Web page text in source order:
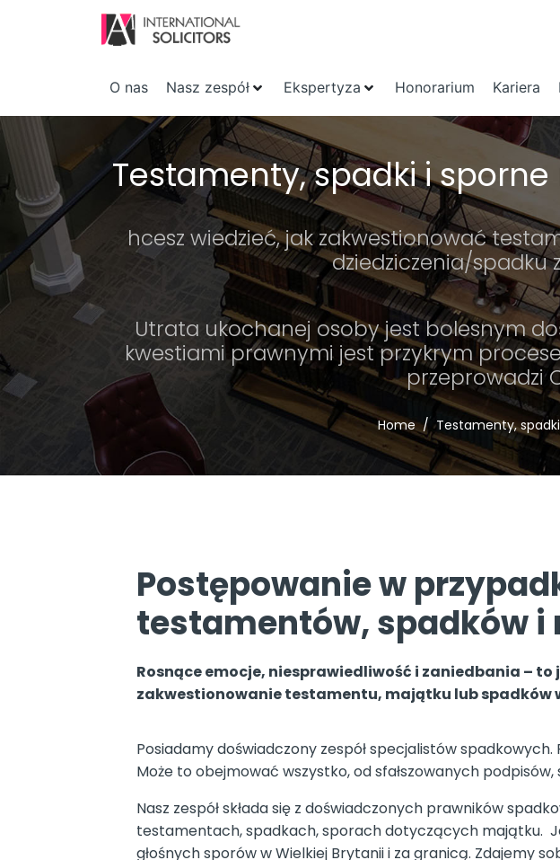
O nas Nasz zespół Ekspertyza Honorarium Kariera
Testamenty, spadki i
hcesz wiedzieć, jak zakwestionować
dziedziczenia/
Utrata ukochanej osoby jest bolesnym
kwestiami prawnymi jest przykrym
przeprowadzi
Home Testamenty,
Postępowanie w
testamentów, spadków
Rosnące emocje, niesprawiedliwość i zaniedbania –
zakwestionowanie testamentu, majątku lub spadków
Posiadamy doświadczony zespół specjalistów
Może to obejmować wszystko, od sfałszowanych
Nasz zespół składa się z doświadczonych prawników
testamentach, spadkach, sporach dotyczących majątku.
głośnych sporów w Wielkiej Brytanii i za granicą. Zdajemy